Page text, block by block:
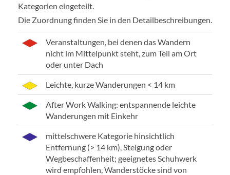
Kategorien eingeteilt.
Die Zuordnung finden Sie in den Detailbeschreibungen.
Veranstaltungen, bei denen das Wandern
nicht im Mittelpunkt steht, zum Teil am Ort
oder unter Dach
Leichte, kurze Wanderungen < 14 km
After Work Walking: entspannende leichte
Wanderungen mit Einkehr
mittelschwere Kategorie hinsichtlich
Entfernung (> 14 km), Steigung oder
Wegbeschaffenheit; geeignetes Schuhwerk
wird empfohlen, Wanderstöcke sind von